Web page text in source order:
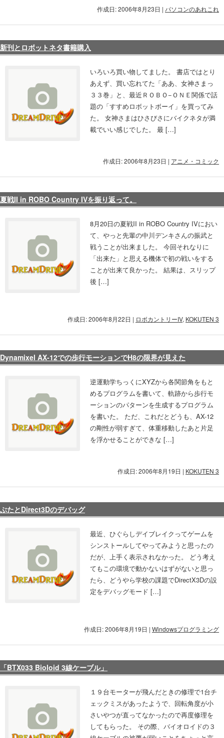
作成日: 2006年8月23日 | パソコンのあれこれ
新刊とロボットネタ書籍購入
いろいろ買い物してました。 書店ではとり
あえず、買い忘れてた「ああ、女神さまっ
３３巻」と、最近ＲＯＢＯ−ＯＮＥ関係で話
題の「すすめロボットボーイ」を買ってみ
た。 女神さまはひさびさにバイクネタが満
載でいい感じでした。 最 […]
作成日: 2006年8月23日 | アニメ・コミック
夏戦II in ROBO Country IVを振り返って。
8月20日の夏戦II in ROBO Country IVにおい
て、やっと先輩の中川デンキさんの振武と
戦うことが出来ました。 今回それなりに
「出来た」と思える機体で初の戦いをする
ことが出来て良かった。 結果は、スリップ
後 […]
作成日: 2006年8月22日 | ロボカントリーIV, KOKUTEN 3
Dynamixel AX-12での歩行モーションでH8の限界が見えた
逆運動学ちっくにXYZから各関節角をもと
めるプログラムを書いて、軌跡から歩行モ
ーションのパターンを生成するプログラム
を書いた。 ただ、これだとどうも、AX-12
の剛性が弱すぎて、体重移動したあと片足
を浮かせることができな […]
作成日: 2006年8月19日 | KOKUTEN 3
ぶたとDirect3Dのデバッグ
最近、ひぐらしデイブレイクってゲームを
シンストールしてやってみようと思ったの
だが、上手く表示されなかった。 どう考え
てもこの環境で動かないはずがないと思っ
たら、どうやら学校の課題でDirectX3Dの設
定をデバッグモード […]
作成日: 2006年8月19日 | Windowsプログラミング
「BTX033 Bioloid 3線ケーブル」
１９台モーターが飛んだときの修理で1台チ
ェックミスがあったようで、回転角度が小
さいやつが直ってなかったので再度修理を
してもらった。 その際、バイオロイドの３